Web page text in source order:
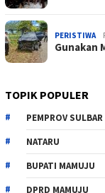
PERISTIWA
Gunakan
TOPIK POPULER
PEMPROV SULBAR
NATARU
BUPATI MAMUJU
DPRD MAMUJU